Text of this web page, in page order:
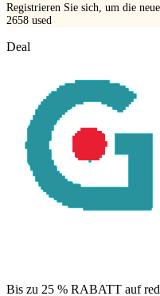
Registrieren Sie sich, um die
2658 used
Deal
Bis zu 25 % RABATT auf